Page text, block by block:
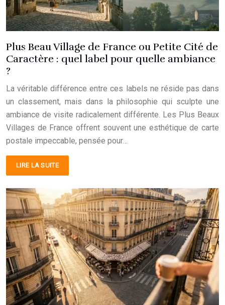
Plus Beau Village de France ou Petite Cité de
Caractère : quel label pour quelle ambiance
?
La véritable différence entre ces labels ne réside pas dans
un classement, mais dans la philosophie qui sculpte une
ambiance de visite radicalement différente. Les Plus Beaux
Villages de France offrent souvent une esthétique de carte
postale impeccable, pensée pour…
LIRE LA SUITE